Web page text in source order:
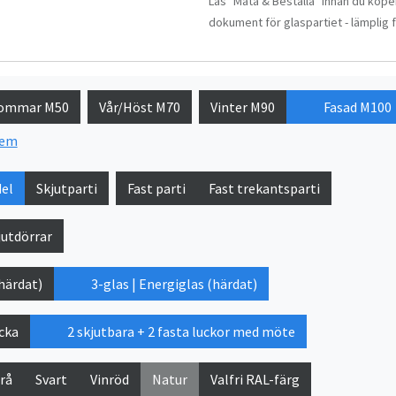
dokument för glaspartiet - lämplig
M50 Vår/Höst M70 Vinter M90
Fasad M100
Skjutparti Fast parti Fast trekantsparti
3-glas | Energiglas (härdat)
2 skjutbara + 2 fasta luckor med möte
Svart Vinröd Natur Valfri RAL-färg